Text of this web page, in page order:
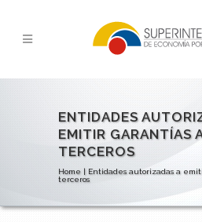
ENTIDADES
EMITIR GARANTÍAS
TERCEROS
Home | Entidades autorizadas a
terceros